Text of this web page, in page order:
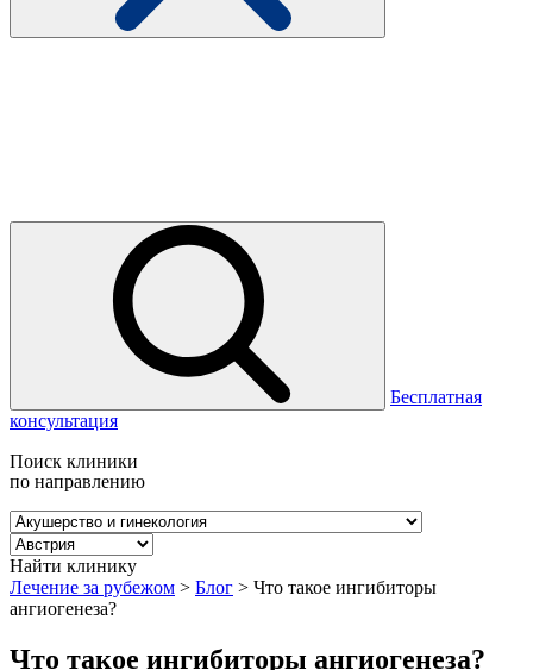
Бесплатная
консультация
Поиск клиники
по направлению
Найти клинику
Лечение за рубежом > Блог > Что такое ингибиторы
ангиогенеза?
Что такое ингибиторы ангиогенеза?